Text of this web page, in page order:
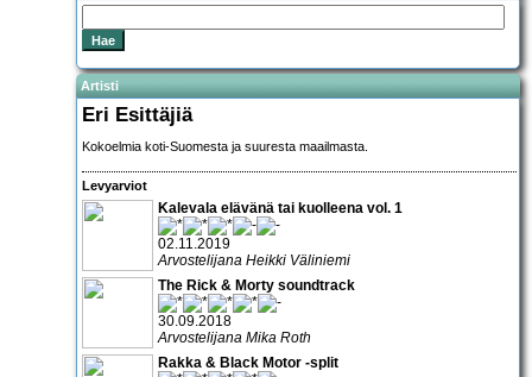
Artisti
Eri Esittäjiä
Kokoelmia koti-Suomesta ja suuresta maailmasta.
Levyarviot
Kalevala elävänä tai kuolleena vol. 1
02.11.2019
Arvostelijana Heikki Väliniemi
The Rick & Morty soundtrack
30.09.2018
Arvostelijana Mika Roth
Rakka & Black Motor -split